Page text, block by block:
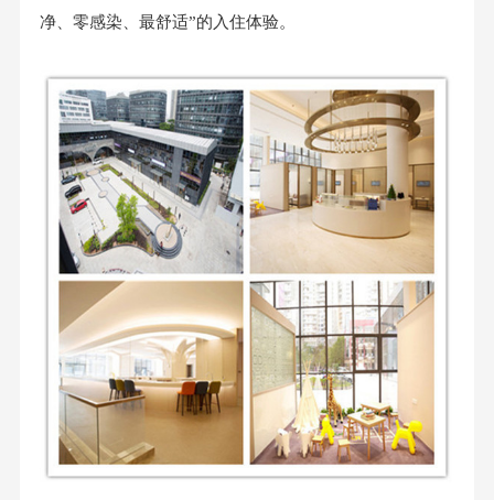
净、零感染、最舒适”的入住体验。